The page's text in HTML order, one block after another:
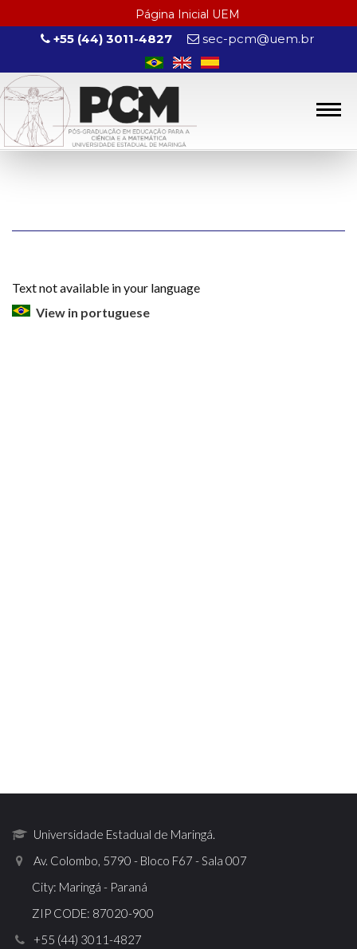
Página Inicial UEM
+55 (44) 3011-4827 sec-pcm@uem.br
Text not available in your language
View in portuguese
Universidade Estadual de Maringá.
Av. Colombo, 5790 - Bloco F67 - Sala 007
City: Maringá - Paraná
ZIP CODE: 87020-900
+55 (44) 3011-4827